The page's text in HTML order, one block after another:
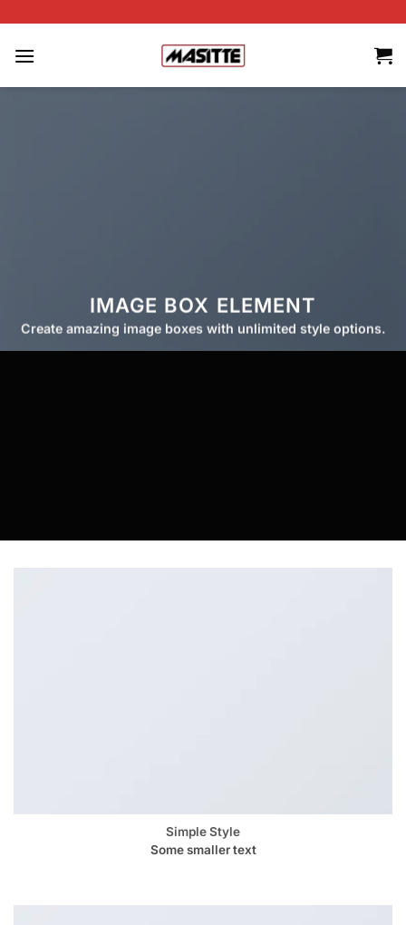
IMAGE BOX ELEMENT
Create amazing image boxes with unlimited style options.
Simple Style
Some smaller text